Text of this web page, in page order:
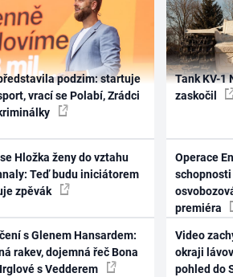
podzim: startuje
vrací se Polabí, Zrádci
Hložka ženy do vztahu
Teď budu iniciátorem
zpěvák
s Glenem Hansardem:
rakev, dojemná řeč Bona
s Vedderem
Tank KV-1
zaskočil
Operace
premiéra
Video
okraji
pohled do